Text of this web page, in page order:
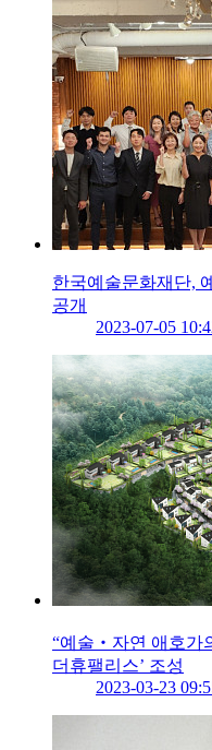
한국예술문화재단,
공개
2023-07-05
“예술‧자연 애호가
더휴팰리스’ 조성
2023-03-23